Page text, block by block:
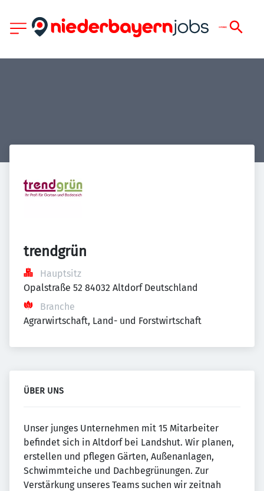
trendgrün
Hauptsitz
Opalstraße 52 84032 Altdorf Deutschland
Branche
Agrarwirtschaft, Land- und Forstwirtschaft
ÜBER UNS
Unser junges Unternehmen mit 15 Mitarbeiter
befindet sich in Altdorf bei Landshut. Wir planen,
erstellen und pflegen Gärten, Außenanlagen,
Schwimmteiche und Dachbegrünungen. Zur
Verstärkung unseres Teams suchen wir zeitnah